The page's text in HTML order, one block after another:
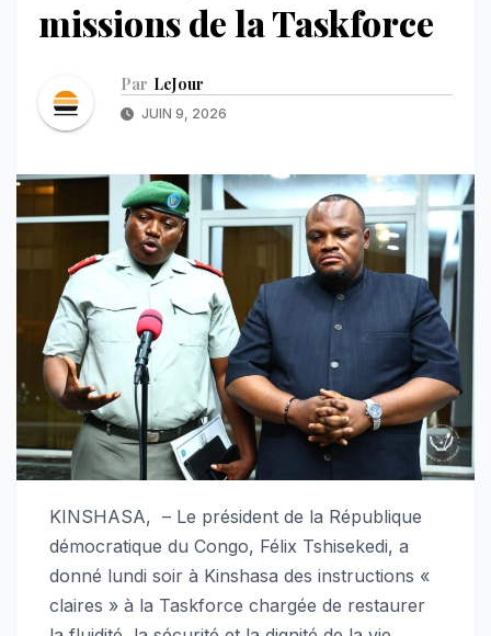
missions de la Taskforce
Par LeJour
JUIN 9, 2026
KINSHASA, – Le président de la République
démocratique du Congo, Félix Tshisekedi, a
donné lundi soir à Kinshasa des instructions «
claires » à la Taskforce chargée de restaurer